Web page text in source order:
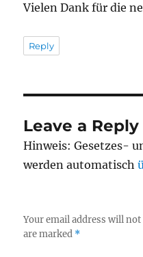
Vielen Dank für die
Reply
Leave a Reply
Hinweis: Gesetzes-
werden automatisch
Your email address will
are marked *